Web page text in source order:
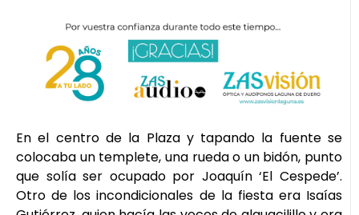
En el centro de la Plaza y tapando la fuente se
colocaba un templete, una rueda o un bidón, punto
que solía ser ocupado por Joaquín ‘El Cespede’.
Otro de los incondicionales de la fiesta era Isaías